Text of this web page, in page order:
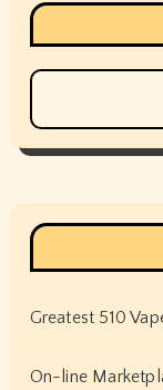
Greatest 510
On-line